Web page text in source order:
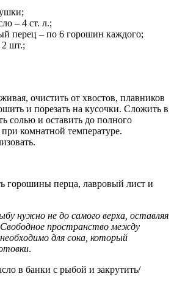
– 4 ст. л.;
перец – по 6 горошин каждого;
шт.;
очистить от хвостов, плавников
и порезать на кусочки. Сложить в
солью и оставить до полного
комнатной температуре.
горошины перца, лавровый лист и
нужно не до самого верха, оставляя
пространство между
для сока, который
.
в банки с рыбой и закрутить/